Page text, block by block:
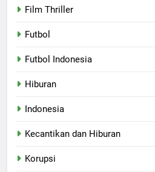
Film Thriller
Futbol
Futbol Indonesia
Hiburan
Indonesia
Kecantikan dan Hiburan
Korupsi